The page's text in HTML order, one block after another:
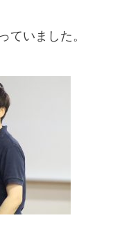
ていました。